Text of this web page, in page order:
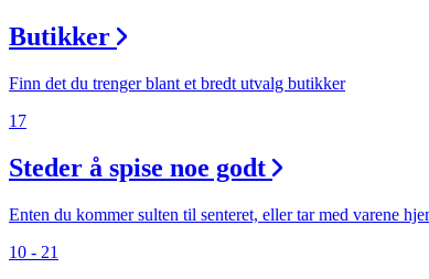
Butikker
Finn det du trenger blant et bredt utvalg butikker
17
Steder å spise noe godt
Enten du kommer sulten til senteret, eller tar med varene
10 - 21